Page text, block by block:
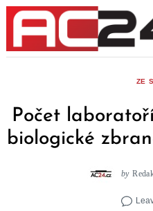
Skip
content
ZE
Počet
biologické
by